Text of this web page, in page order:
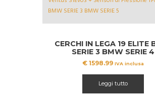
CERCHI IN LEGA 19 ELITE
SERIE 3 BMW SERIE 4
€ 1598.99 IVA inclusa
Leggi tutto